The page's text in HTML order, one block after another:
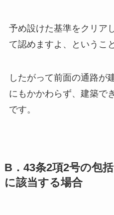
予め設けた基準をクリア
て認めますよ、というこ
したがって前面の通路が
にもかかわらず、建築で
です。
B．43条2項2号の包
に該当する場合